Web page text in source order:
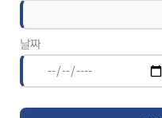
날짜